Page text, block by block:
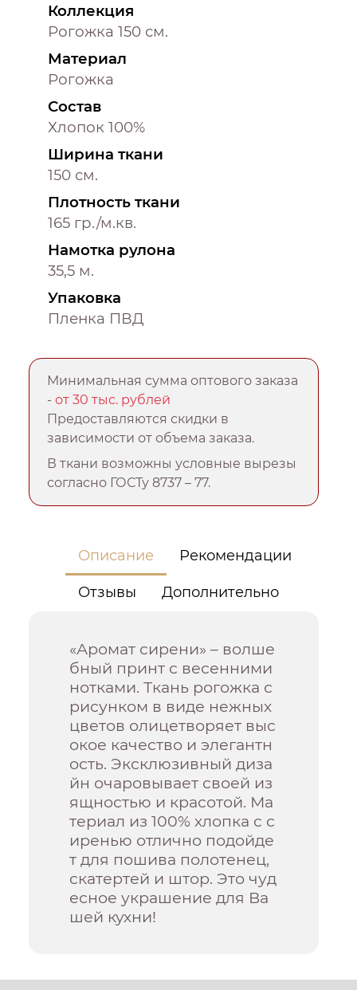
Коллекция
Рогожка 150 см.
Материал
Рогожка
Состав
Хлопок 100%
Ширина ткани
150 см.
Плотность ткани
165 гр./м.кв.
Намотка рулона
35,5 м.
Упаковка
Пленка ПВД
Минимальная сумма оптового заказа
-от 30 тыс. рублей
Предоставляются скидки в
зависимости от объема заказа.
В ткани возможны условные вырезы
согласно ГОСТу 8737 – 77.
Описание Рекомендации
Отзывы Дополнительно
«Аромат сирени» – волше
бный принт с весенними
нотками. Ткань рогожка с
рисунком в виде нежных
цветов олицетворяет выс
окое качество и элегантн
ость. Эксклюзивный диза
йн очаровывает своей из
ящностью и красотой. Ма
териал из 100% хлопка с с
иренью отлично подойде
т для пошива полотенец,
скатертей и штор. Это чуд
есное украшение для Ва
шей кухни!